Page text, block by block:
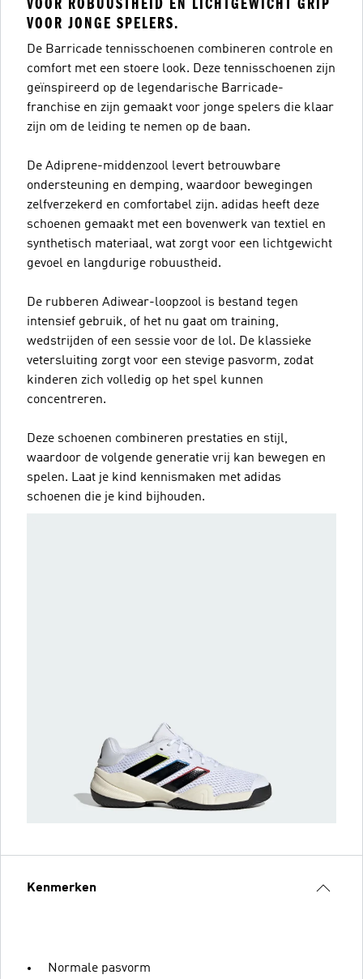
VOOR JONGE SPELERS.
De Barricade tennisschoenen combineren controle en
comfort met een stoere look. Deze tennisschoenen zijn
geïnspireerd op de legendarische Barricade-
franchise en zijn gemaakt voor jonge spelers die klaar
zijn om de leiding te nemen op de baan.
De Adiprene-middenzool levert betrouwbare
ondersteuning en demping, waardoor bewegingen
zelfverzekerd en comfortabel zijn. adidas heeft deze
schoenen gemaakt met een bovenwerk van textiel en
synthetisch materiaal, wat zorgt voor een lichtgewicht
gevoel en langdurige robuustheid.
De rubberen Adiwear-loopzool is bestand tegen
intensief gebruik, of het nu gaat om training,
wedstrijden of een sessie voor de lol. De klassieke
vetersluiting zorgt voor een stevige pasvorm, zodat
kinderen zich volledig op het spel kunnen
concentreren.
Deze schoenen combineren prestaties en stijl,
waardoor de volgende generatie vrij kan bewegen en
spelen. Laat je kind kennismaken met adidas
schoenen die je kind bijhouden.
Kenmerken
Normale pasvorm